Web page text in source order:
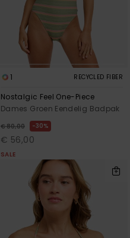
1 RECYCLED FIBER
Nostalgic Feel One-Piece
Dames Groen Eendelig Badpak
€ 80,00 30%
€ 56,00
SALE